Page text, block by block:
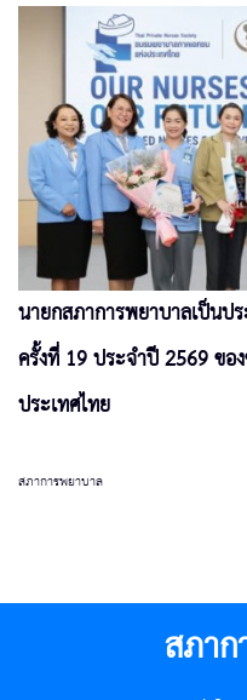
นายกสภาการพยาบาลเป็นป
ครั้งที่ 19 ประจำปี 2569 ขอ
ประเทศไทย
สภาการพยาบาล
สภา